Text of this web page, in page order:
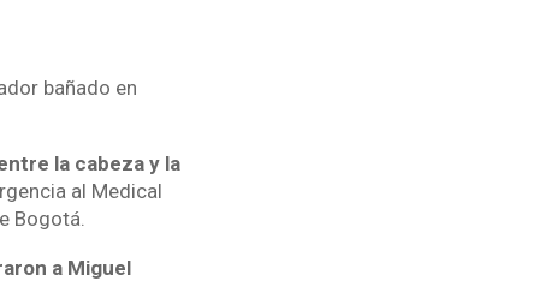
bañado en
la cabeza y la
al Medical
Bogotá.
a Miguel